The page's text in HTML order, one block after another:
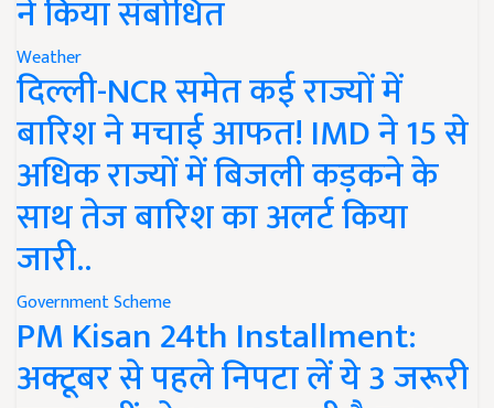
ने किया संबोधित
Weather
दिल्ली-NCR समेत कई राज्यों में
बारिश ने मचाई आफत! IMD ने 15 से
अधिक राज्यों में बिजली कड़कने के
साथ तेज बारिश का अलर्ट किया
जारी..
Government Scheme
PM Kisan 24th Installment:
अक्टूबर से पहले निपटा लें ये 3 जरूरी